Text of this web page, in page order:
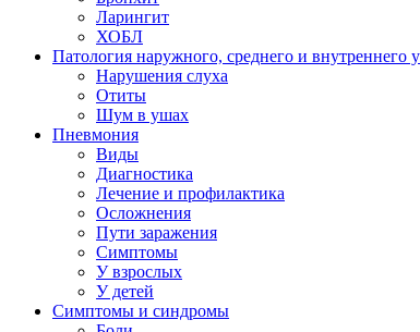
Ларингит
ХОБЛ
Патология наружного, среднего и внутреннего
Нарушения слуха
Отиты
Шум в ушах
Пневмония
Виды
Диагностика
Лечение и профилактика
Осложнения
Пути заражения
Симптомы
У взрослых
У детей
Симптомы и синдромы